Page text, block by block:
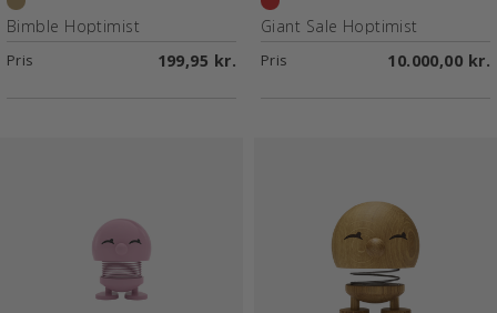
Gold
Bimble Hoptimist
Pris 199,95 kr.
Red
Giant Sale Hoptimist
Pris 10.000,00 kr.